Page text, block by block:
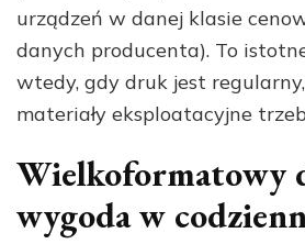
urządzeń w danej klasie
danych producenta). To
wtedy, gdy druk jest
materiały eksploatacyjne
Wielkoformatowy
wygoda w